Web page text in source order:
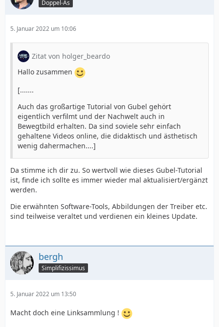
Doppel-As
5. Januar 2022 um 10:06
Zitat von holger_beardo
Hallo zusammen
[.......
Auch das großartige Tutorial von Gubel gehört
eigentlich verfilmt und der Nachwelt auch in
Bewegtbild erhalten. Da sind soviele sehr einfach
gehaltene Videos online, die didaktisch und ästhetisch
wenig dahermachen....]
Da stimme ich dir zu. So wertvoll wie dieses Gubel-Tutorial
ist, finde ich sollte es immer wieder mal aktualisiert/ergänzt
werden.
Die erwähnten Software-Tools, Abbildungen der Treiber etc.
sind teilweise veraltet und verdienen ein kleines Update.
bergh
Simplifizissimus
5. Januar 2022 um 13:50
Macht doch eine Linksammlung !